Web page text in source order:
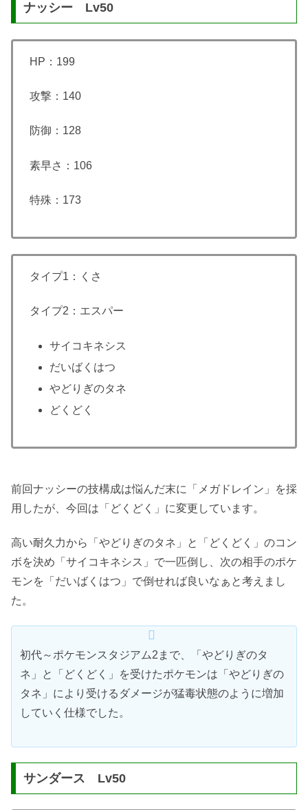
ナッシー Lv50
HP：199
攻撃：140
防御：128
素早さ：106
特殊：173
タイプ1：くさ
タイプ2：エスパー
サイコキネシス
だいばくはつ
やどりぎのタネ
どくどく
前回ナッシーの技構成は悩んだ末に「メガドレイン」を採
用したが、今回は「どくどく」に変更しています。
高い耐久力から「やどりぎのタネ」と「どくどく」のコン
ボを決め「サイコキネシス」で一匹倒し、次の相手のポケ
モンを「だいばくはつ」で倒せれば良いなぁと考えまし
た。
初代～ポケモンスタジアム2まで、「やどりぎのタ
ネ」と「どくどく」を受けたポケモンは「やどりぎの
タネ」により受けるダメージが猛毒状態のように増加
していく仕様でした。
サンダース Lv50